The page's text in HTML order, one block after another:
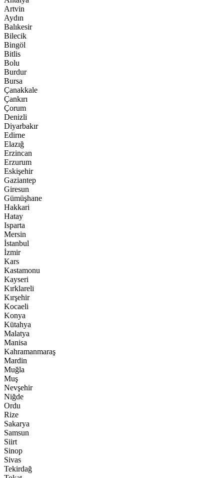
Artvin
Aydın
Balıkesir
Bilecik
Bingöl
Bitlis
Bolu
Burdur
Bursa
Çanakkale
Çankırı
Çorum
Denizli
Diyarbakır
Edirne
Elazığ
Erzincan
Erzurum
Eskişehir
Gaziantep
Giresun
Gümüşhane
Hakkari
Hatay
Isparta
Mersin
İstanbul
İzmir
Kars
Kastamonu
Kayseri
Kırklareli
Kırşehir
Kocaeli
Konya
Kütahya
Malatya
Manisa
Kahramanmaraş
Mardin
Muğla
Muş
Nevşehir
Niğde
Ordu
Rize
Sakarya
Samsun
Siirt
Sinop
Sivas
Tekirdağ